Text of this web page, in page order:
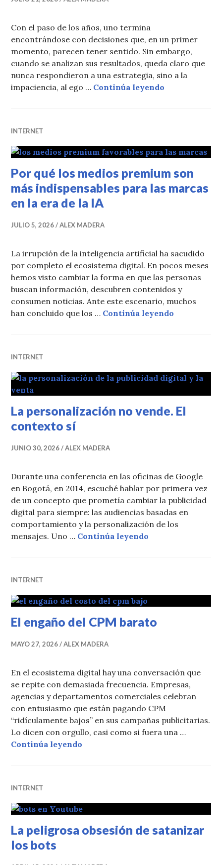
Con el paso de los años, uno termina
encontrándose con decisiones que, en un primer
momento, parecen tener sentido. Sin embargo,
cuando se analizan sus resultados, queda claro que
nunca respondieron a una estrategia, sino a la
impaciencia, al ego … Continúa leyendo
INTERNET
Por qué los medios premium son
más indispensables para las marcas
en la era de la IA
JULIO 5, 2026 ALEX MADERA
La irrupción de la inteligencia artificial ha sacudido
por completo el ecosistema digital. En pocos meses
hemos visto cambiar la forma en que las personas
buscan información, descubren contenidos y
consumen noticias. Ante este escenario, muchos
han concluido que los … Continúa leyendo
INTERNET
La personalización no vende. El
contexto sí
JUNIO 30, 2026 ALEX MADERA
Durante una conferencia en las oficinas de Google
en Bogotá, en 2014, escuché hablar por primera vez
de un concepto que prometía cambiar la publicidad
digital para siempre: las audiencias basadas en
comportamiento y la personalización de los
mensajes. Uno … Continúa leyendo
INTERNET
El engaño del CPM barato
MAYO 27, 2026 ALEX MADERA
En el ecosistema digital hay una conversación que
se repite con demasiada frecuencia. Empresas,
agencias y departamentos comerciales celebran
con entusiasmo que están pagando CPM
“ridículamente bajos” en sus campañas publicitarias.
Lo dicen con orgullo, casi como si fuera una …
Continúa leyendo
INTERNET
La peligrosa obsesión de satanizar
los bots